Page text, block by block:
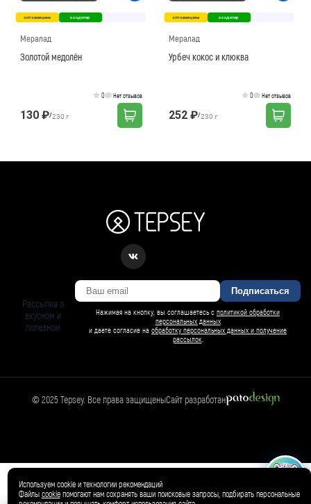
🛍️ Магазин
Товар добавлен в корзину ✓
оптовая цена кондитер
Мералад
Золотой медолён
0 Нет отзывов
130 ₽/230 г
оптовая цена кондитер
Мералад
Урбеч кокос и клюква
0 Нет отзывов
252 ₽/230 г
Рассылка о
вкусном и
полезном
Подписаться
Нажимая на кнопку, вы соглашаетесь с политикой обработки
персональных данных
и даете согласие на обработку персональных данных и получение
рассылок
© 2025 Tepsey. Все права защищеныСайт разработан
Используем cookie и технологии рекомендаций
Файлы cookieпомогают нам сохранять ваши поисковые запросы, подбирать персональные
БАРСИ ИИ